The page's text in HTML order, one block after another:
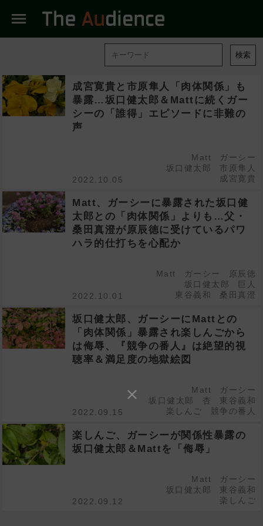
menu
検索
成宮寛貴と市原隼人「肉体関係」も
暴露…坂口健太郎＆Mattに続くガー
シーの「誰得」エピソードに非難の
声
2022.10.05
Matt
ガーシー
坂口健太郎
市原隼人
成宮寛貴
Matt、ガーシーに暴露された坂口健
太郎との「肉体関係」よりも…父・
桑田真澄が原辰徳に受けているパワ
ハラ的仕打ちを心配か
2022.10.01
Matt ガーシー
原辰徳
坂口健太郎
巨人
東谷義和
桑田真澄
坂口健太郎、ガーシーにMattとの
「肉体関係」暴露され楽しんごから
は侮辱、『競争の番人』は絶望的視
聴率＆満足度の地獄絵図
2022.09.15
Matt
ガーシー
坂口健太郎
杏
東谷義和
楽しんご
競争の番人
楽しんご、ガーシーが関係性暴露の
坂口健太郎＆Mattを「侮辱」
2022.09.12
Matt
ガーシー
坂口健太郎
東谷義和
楽しんご